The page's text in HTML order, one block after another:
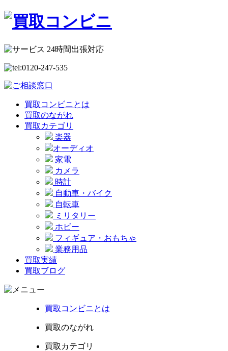
買取コンビニとは
買取のながれ
買取カテゴリ
楽器
オーディオ
家電
カメラ
時計
自動車・バイク
自転車
ミリタリー
ホビー
フィギュア・おもちゃ
業務用品
買取実績
買取ブログ
買取コンビニとは
買取のながれ
買取カテゴリ